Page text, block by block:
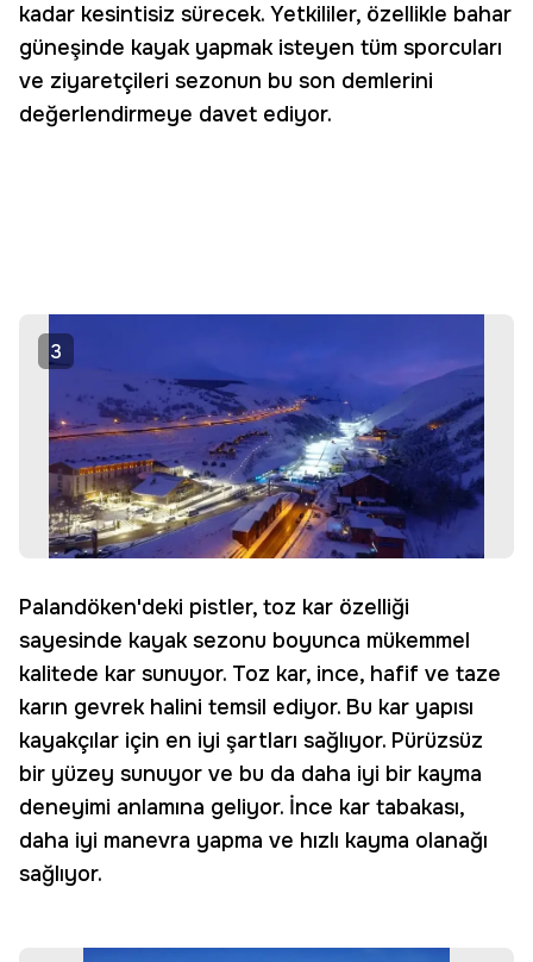
kadar kesintisiz sürecek. Yetkililer, özellikle bahar
güneşinde kayak yapmak isteyen tüm sporcuları
ve ziyaretçileri sezonun bu son demlerini
değerlendirmeye davet ediyor.
3
Palandöken'deki pistler, toz kar özelliği
sayesinde kayak sezonu boyunca mükemmel
kalitede kar sunuyor. Toz kar, ince, hafif ve taze
karın gevrek halini temsil ediyor. Bu kar yapısı
kayakçılar için en iyi şartları sağlıyor. Pürüzsüz
bir yüzey sunuyor ve bu da daha iyi bir kayma
deneyimi anlamına geliyor. İnce kar tabakası,
daha iyi manevra yapma ve hızlı kayma olanağı
sağlıyor.